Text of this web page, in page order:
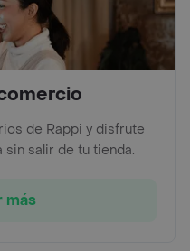
de Rappi y disfrute
sin salir de tu tienda.
más